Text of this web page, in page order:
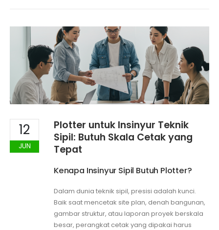
12
JUN
Plotter untuk Insinyur Teknik
Sipil: Butuh Skala Cetak yang
Tepat
Kenapa Insinyur Sipil Butuh Plotter?
Dalam dunia teknik sipil, presisi adalah kunci.
Baik saat mencetak site plan, denah bangunan,
gambar struktur, atau laporan proyek berskala
besar, perangkat cetak yang dipakai harus